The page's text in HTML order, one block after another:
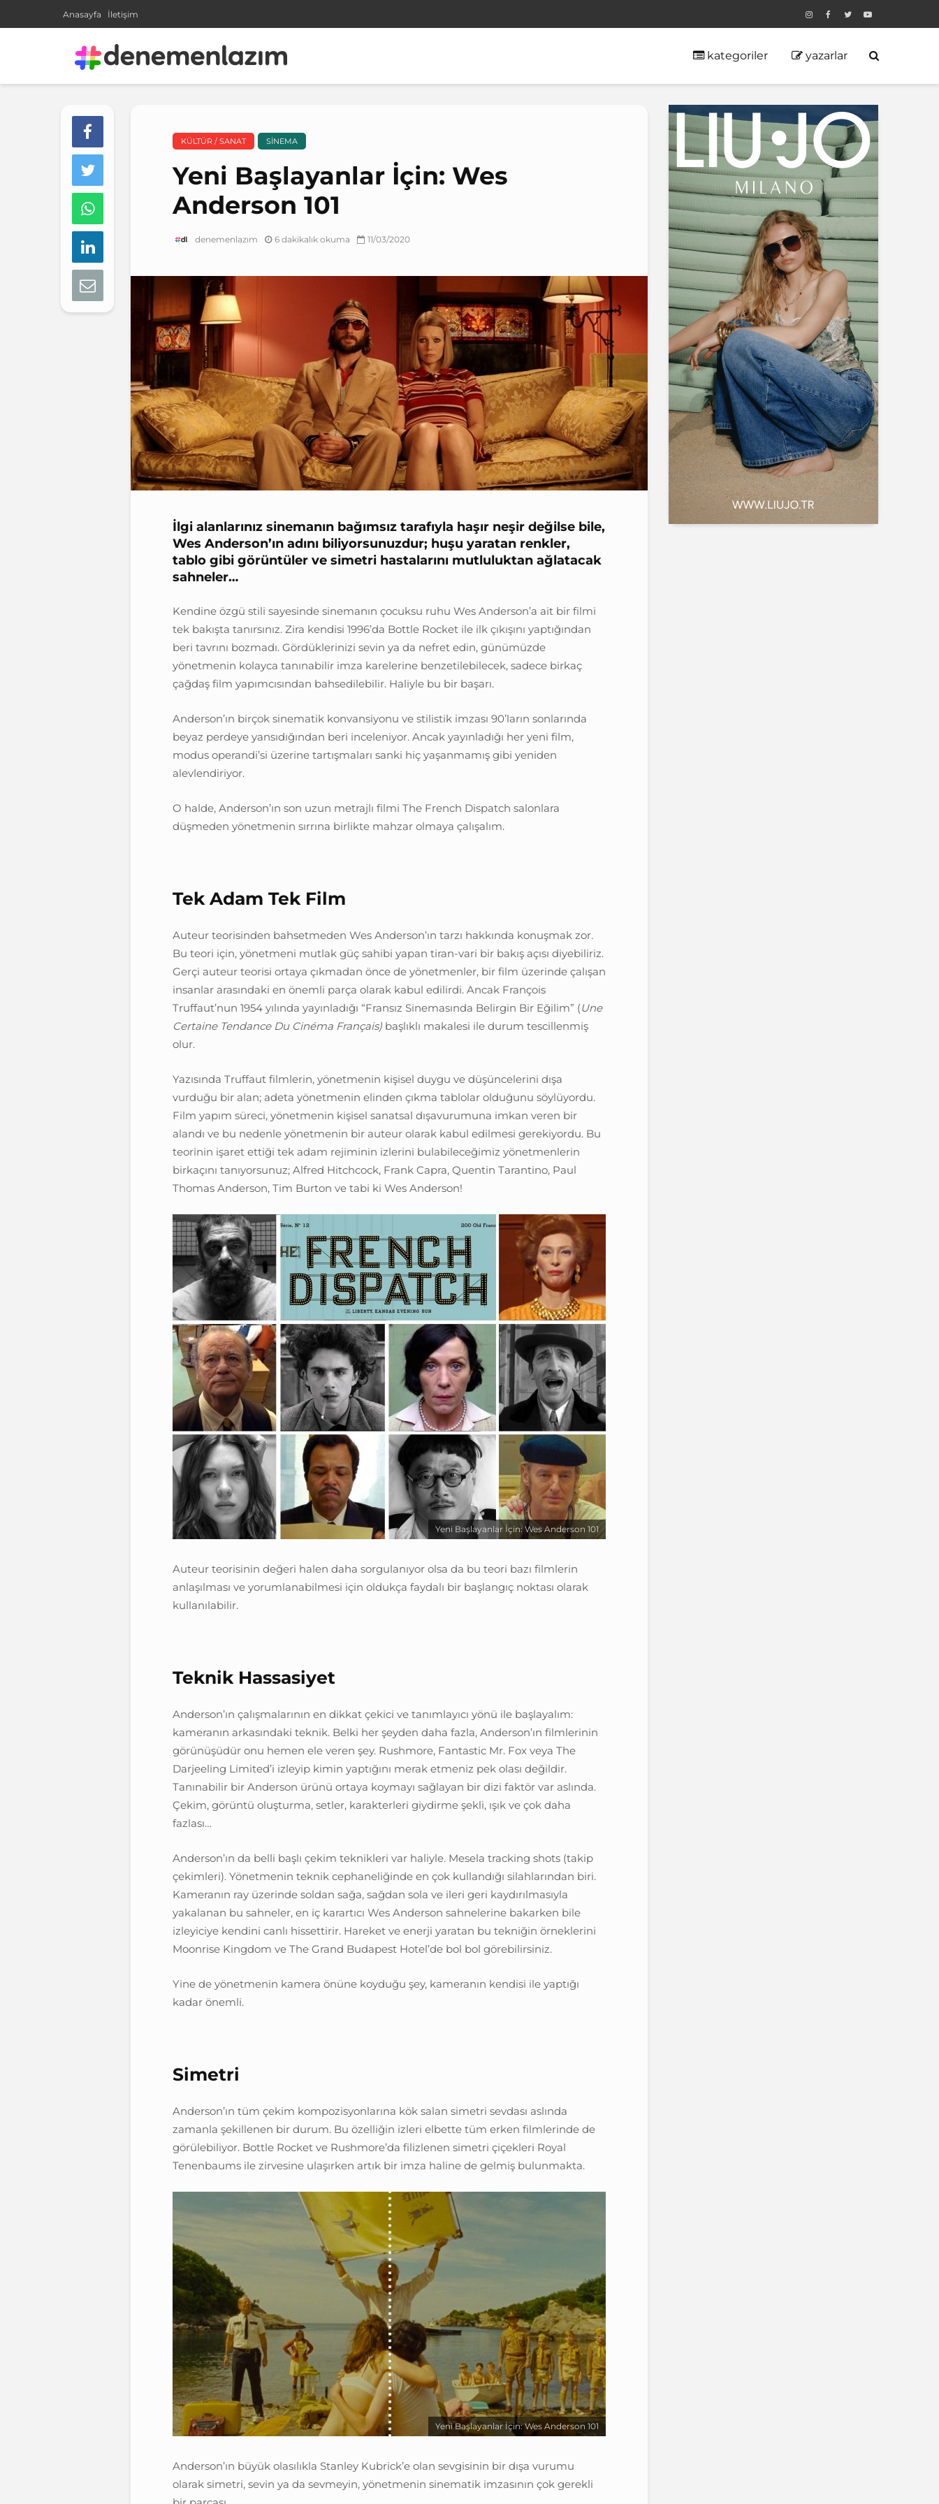
Anasayfa İletişim
kategoriler yazarlar
KÜLTÜR / SANAT SINEMA
Yeni Başlayanlar İçin: Wes
Anderson 101
denemenlazım 6 dakikalık okuma 11/03/2020
İlgi alanlarınız sinemanın bağımsız tarafıyla haşır neşir değilse bile,
Wes Anderson’ın adını biliyorsunuzdur; huşu yaratan renkler,
tablo gibi görüntüler ve simetri hastalarını mutluluktan ağlatacak
sahneler…
Kendine özgü stili sayesinde sinemanın çocuksu ruhu Wes Anderson’a ait bir filmi
tek bakışta tanırsınız. Zira kendisi 1996’da Bottle Rocket ile ilk çıkışını yaptığından
beri tavrını bozmadı. Gördüklerinizi sevin ya da nefret edin, günümüzde
yönetmenin kolayca tanınabilir imza karelerine benzetilebilecek, sadece birkaç
çağdaş film yapımcısından bahsedilebilir. Haliyle bu bir başarı.
Anderson’ın birçok sinematik konvansiyonu ve stilistik imzası 90’ların sonlarında
beyaz perdeye yansıdığından beri inceleniyor. Ancak yayınladığı her yeni film,
modus operandi’si üzerine tartışmaları sanki hiç yaşanmamış gibi yeniden
alevlendiriyor.
O halde, Anderson’ın son uzun metrajlı filmi The French Dispatch salonlara
düşmeden yönetmenin sırrına birlikte mahzar olmaya çalışalım.
Tek Adam Tek Film
Auteur teorisinden bahsetmeden Wes Anderson’ın tarzı hakkında konuşmak zor.
Bu teori için, yönetmeni mutlak güç sahibi yapan tiran-vari bir bakış açısı diyebiliriz.
Gerçi auteur teorisi ortaya çıkmadan önce de yönetmenler, bir film üzerinde çalışan
insanlar arasındaki en önemli parça olarak kabul edilirdi. Ancak François
Truffaut’nun 1954 yılında yayınladığı “Fransız Sinemasında Belirgin Bir Eğilim” (Une
Certaine Tendance Du Cinéma Français) başlıklı makalesi ile durum tescillenmiş
olur.
Yazısında Truffaut filmlerin, yönetmenin kişisel duygu ve düşüncelerini dışa
vurduğu bir alan; adeta yönetmenin elinden çıkma tablolar olduğunu söylüyordu.
Film yapım süreci, yönetmenin kişisel sanatsal dışavurumuna imkan veren bir
alandı ve bu nedenle yönetmenin bir auteur olarak kabul edilmesi gerekiyordu. Bu
teorinin işaret ettiği tek adam rejiminin izlerini bulabileceğimiz yönetmenlerin
birkaçını tanıyorsunuz; Alfred Hitchcock, Frank Capra, Quentin Tarantino, Paul
Thomas Anderson, Tim Burton ve tabi ki Wes Anderson!
Yeni Başlayanlar İçin: Wes Anderson 101
Auteur teorisinin değeri halen daha sorgulanıyor olsa da bu teori bazı filmlerin
anlaşılması ve yorumlanabilmesi için oldukça faydalı bir başlangıç noktası olarak
kullanılabilir.
Teknik Hassasiyet
Anderson’ın çalışmalarının en dikkat çekici ve tanımlayıcı yönü ile başlayalım:
kameranın arkasındaki teknik. Belki her şeyden daha fazla, Anderson’ın filmlerinin
görünüşüdür onu hemen ele veren şey. Rushmore, Fantastic Mr. Fox veya The
Darjeeling Limited’i izleyip kimin yaptığını merak etmeniz pek olası değildir.
Tanınabilir bir Anderson ürünü ortaya koymayı sağlayan bir dizi faktör var aslında.
Çekim, görüntü oluşturma, setler, karakterleri giydirme şekli, ışık ve çok daha
fazlası…
Anderson’ın da belli başlı çekim teknikleri var haliyle. Mesela tracking shots (takip
çekimleri). Yönetmenin teknik cephaneliğinde en çok kullandığı silahlarından biri.
Kameranın ray üzerinde soldan sağa, sağdan sola ve ileri geri kaydırılmasıyla
yakalanan bu sahneler, en iç karartıcı Wes Anderson sahnelerine bakarken bile
izleyiciye kendini canlı hissettirir. Hareket ve enerji yaratan bu tekniğin örneklerini
Moonrise Kingdom ve The Grand Budapest Hotel’de bol bol görebilirsiniz.
Yine de yönetmenin kamera önüne koyduğu şey, kameranın kendisi ile yaptığı
kadar önemli.
Simetri
Anderson’ın tüm çekim kompozisyonlarına kök salan simetri sevdası aslında
zamanla şekillenen bir durum. Bu özelliğin izleri elbette tüm erken filmlerinde de
görülebiliyor. Bottle Rocket ve Rushmore’da filizlenen simetri çiçekleri Royal
Tenenbaums ile zirvesine ulaşırken artık bir imza haline de gelmiş bulunmakta.
Yeni Başlayanlar İçin: Wes Anderson 101
Anderson’ın büyük olasılıkla Stanley Kubrick’e olan sevgisinin bir dışa vurumu
olarak simetri, sevin ya da sevmeyin, yönetmenin sinematik imzasının çok gerekli